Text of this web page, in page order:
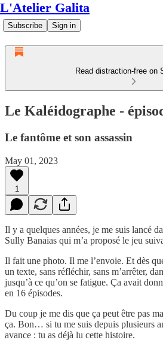
L'Atelier Galita
Subscribe Sign in
Read distraction-free on
Le Kaléidographe -
Le fantôme et son assassin
May 01, 2023
1
Il y a quelques années, je me suis lancé
Sully Banaias qui m’a proposé le jeu
Il fait une photo. Il me l’envoie. Et dès
un texte, sans réfléchir, sans m’arrêter,
jusqu’à ce qu’on se fatigue. Ça avait
en 16 épisodes.
Du coup je me dis que ça peut être pas
ça. Bon… si tu me suis depuis plusieurs
avance : tu as déjà lu cette histoire.